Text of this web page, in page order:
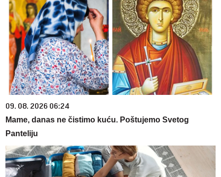
09. 08. 2026 06:24
Mame, danas ne čistimo kuću. Poštujemo Svetog
Panteliju